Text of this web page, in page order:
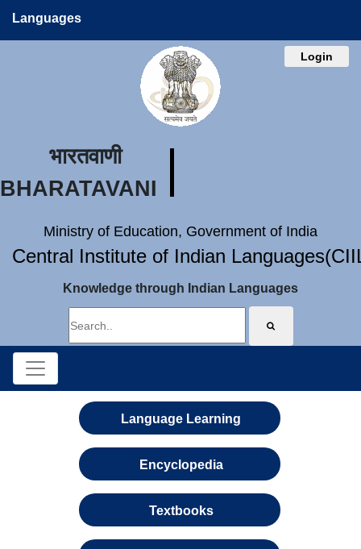
Languages
Login
भारतवाणी
BHARATAVANI
Ministry of Education, Government of India
Central Institute of Indian
Knowledge through Indian Languages
Language Learning
Encyclopedia
Textbooks